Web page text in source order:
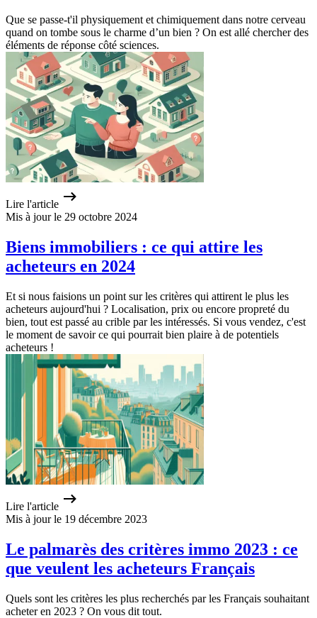
Que se passe-t'il physiquement et chimiquement dans notre cerveau
quand on tombe sous le charme d’un bien ? On est allé chercher des
éléments de réponse côté sciences.
Lire l'article
Mis à jour le 29 octobre 2024
Biens immobiliers : ce qui attire les
acheteurs en 2024
Et si nous faisions un point sur les critères qui attirent le plus les
acheteurs aujourd'hui ? Localisation, prix ou encore propreté du
bien, tout est passé au crible par les intéressés. Si vous vendez, c'est
le moment de savoir ce qui pourrait bien plaire à de potentiels
acheteurs !
Lire l'article
Mis à jour le 19 décembre 2023
Le palmarès des critères immo 2023 : ce
que veulent les acheteurs Français
Quels sont les critères les plus recherchés par les Français souhaitant
acheter en 2023 ? On vous dit tout.